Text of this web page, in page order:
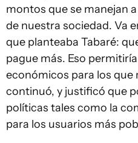
montos que se manejan
de nuestra sociedad. Va
que planteaba Tabaré:
pague más. Eso
económicos para los que
continuó, y justificó que
políticas tales como la
para los usuarios más